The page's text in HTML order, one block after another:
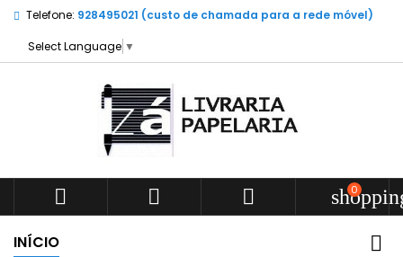
Telefone: 928495021 (custo de chamada para a rede móvel)
Select Language ▼
   0
INÍCIO